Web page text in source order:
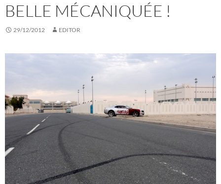
BELLE MÉCANIQUÉE !
29/12/2012 EDITOR